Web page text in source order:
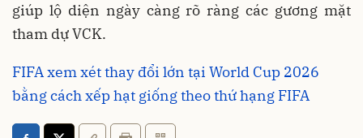
giúp lộ diện ngày càng rõ ràng các gương mặt
tham dự VCK.
FIFA xem xét thay đổi lớn tại World Cup 2026
bằng cách xếp hạt giống theo thứ hạng FIFA